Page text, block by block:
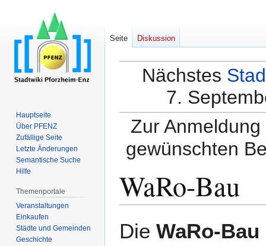
Nächstes
7.
Zur
gewünschten
WaRo-Bau
Navigation
Suche
Die WaRo-Bau
Seite Diskussion
Hauptseite
Über PFENZ
Zufällige Seite
Letzte Änderungen
Semantische Suche
Hilfe
Themenportale
Veranstaltungen
Einkaufen
Städte und Gemeinden
Geschichte